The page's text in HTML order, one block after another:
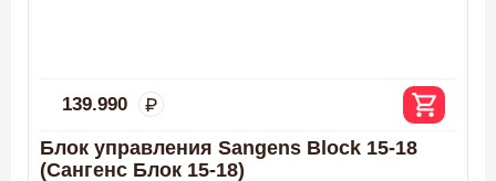
139.990
Блок управления Sangens Block 15-18
(Сангенс Блок 15-18)